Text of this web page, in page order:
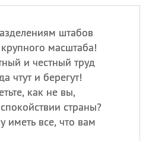
штабов
масштаба!
и честный труд
чтут и берегут!
как не вы,
страны?
иметь все, что вам